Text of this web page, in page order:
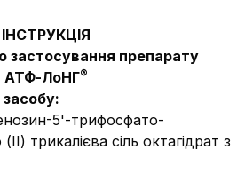
ІНСТРУКЦІЯ
застосування препарату
АТФ-ЛоНГ®
засобу:
5'-трифосфато-
трикалієва сіль октагідрат з